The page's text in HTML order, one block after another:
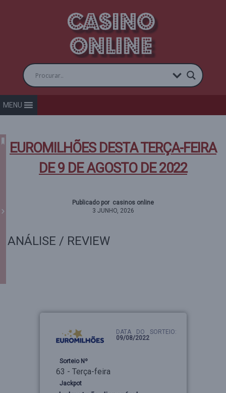
MENU
EUROMILHÕES DESTA TERÇA-FEIRA
DE 9 DE AGOSTO DE 2022
Publicado por casinos online
3 JUNHO, 2026
ANÁLISE / REVIEW
DATA DO SORTEIO:
09/08/2022
Sorteio Nº
63 - Terça-feira
Jackpot